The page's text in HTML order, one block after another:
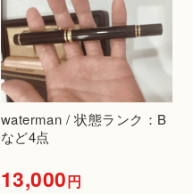
waterman / 状態ランク：B
など4点
13,000円